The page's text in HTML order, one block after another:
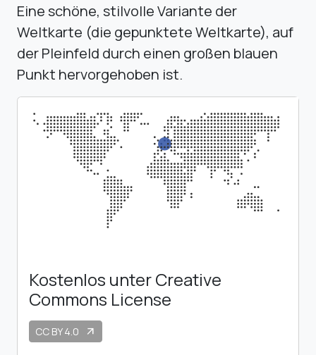
Eine schöne, stilvolle Variante der
Weltkarte (die gepunktete Weltkarte), auf
der Pleinfeld durch einen großen blauen
Punkt hervorgehoben ist.
Kostenlos unter Creative
Commons License
CC BY 4.0 arrow_outward